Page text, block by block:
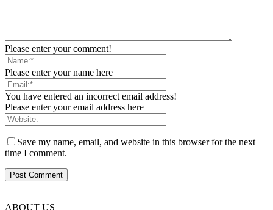
Please enter your comment!
Please enter your name here
You have entered an incorrect email address!
Please enter your email address here
Save my name, email, and website in this browser for the next
time I comment.
ABOUT US